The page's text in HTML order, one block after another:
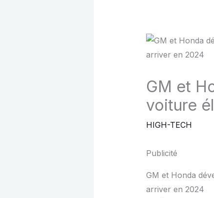
GM et
voiture
HIGH-TECH
Publicité
GM et Honda
arriver en 2024